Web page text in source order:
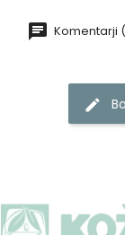
Komentarji